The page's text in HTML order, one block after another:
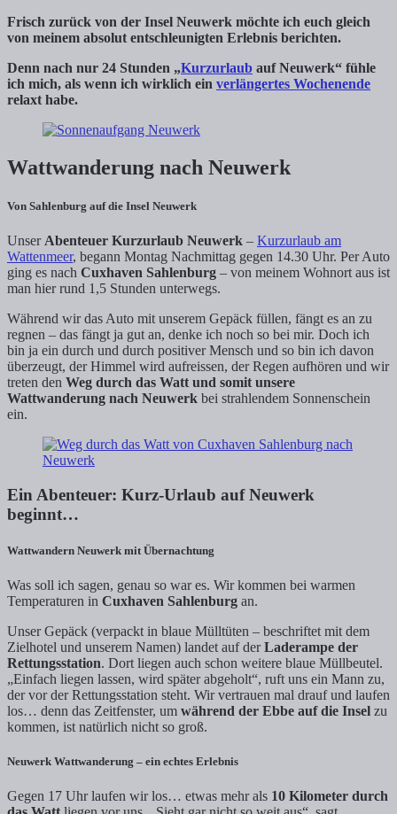
Frisch zurück von der Insel Neuwerk möchte ich euch gleich
von meinem absolut entschleunigten Erlebnis berichten.
Denn nach nur 24 Stunden „Kurzurlaub auf Neuwerk“ fühle
ich mich, als wenn ich wirklich ein verlängertes Wochenende
relaxt habe.
Wattwanderung nach Neuwerk
Von Sahlenburg auf die Insel Neuwerk
Unser Abenteuer Kurzurlaub Neuwerk – Kurzurlaub am
Wattenmeer, begann Montag Nachmittag gegen 14.30 Uhr. Per Auto
ging es nach Cuxhaven Sahlenburg – von meinem Wohnort aus ist
man hier rund 1,5 Stunden unterwegs.
Während wir das Auto mit unserem Gepäck füllen, fängt es an zu
regnen – das fängt ja gut an, denke ich noch so bei mir. Doch ich
bin ja ein durch und durch positiver Mensch und so bin ich davon
überzeugt, der Himmel wird aufreissen, der Regen aufhören und wir
treten den Weg durch das Watt und somit unsere
Wattwanderung nach Neuwerk bei strahlendem Sonnenschein
ein.
Ein Abenteuer: Kurz-Urlaub auf Neuwerk
beginnt…
Wattwandern Neuwerk mit Übernachtung
Was soll ich sagen, genau so war es. Wir kommen bei warmen
Temperaturen in Cuxhaven Sahlenburg an.
Unser Gepäck (verpackt in blaue Mülltüten – beschriftet mit dem
Zielhotel und unserem Namen) landet auf derLaderampe der
Rettungsstation. Dort liegen auch schon weitere blaue Müllbeutel.
„Einfach liegen lassen, wird später abgeholt“, ruft uns ein Mann zu,
der vor der Rettungsstation steht. Wir vertrauen mal drauf und laufen
los… denn das Zeitfenster, um während der Ebbe auf die Insel zu
kommen, ist natürlich nicht so groß.
Neuwerk Wattwanderung – ein echtes Erlebnis
Gegen 17 Uhr laufen wir los… etwas mehr als 10 Kilometer durch